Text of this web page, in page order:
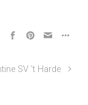
SV ’t Harde